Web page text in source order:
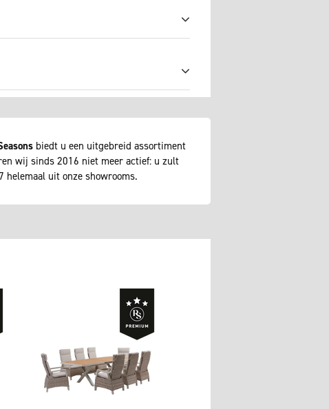
biedt u een uitgebreid assortiment
wij sinds 2016 niet meer actief: u zult
helemaal uit onze showrooms.